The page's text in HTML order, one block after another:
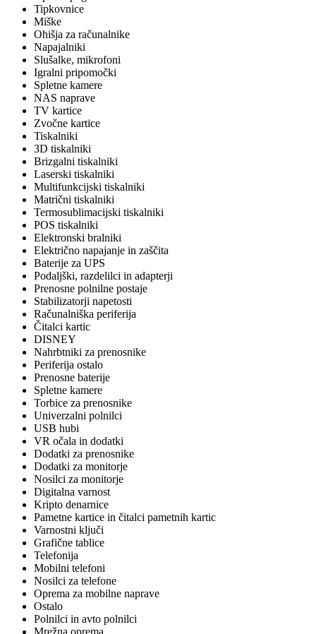
Tipkovnice
Miške
Ohišja za računalnike
Napajalniki
Slušalke, mikrofoni
Igralni pripomočki
Spletne kamere
NAS naprave
TV kartice
Zvočne kartice
Tiskalniki
3D tiskalniki
Brizgalni tiskalniki
Laserski tiskalniki
Multifunkcijski tiskalniki
Matrični tiskalniki
Termosublimacijski tiskalniki
POS tiskalniki
Elektronski bralniki
Električno napajanje in zaščita
Baterije za UPS
Podaljški, razdelilci in adapterji
Prenosne polnilne postaje
Stabilizatorji napetosti
Računalniška periferija
Čitalci kartic
DISNEY
Nahrbtniki za prenosnike
Periferija ostalo
Prenosne baterije
Spletne kamere
Torbice za prenosnike
Univerzalni polnilci
USB hubi
VR očala in dodatki
Dodatki za prenosnike
Dodatki za monitorje
Nosilci za monitorje
Digitalna varnost
Kripto denarnice
Pametne kartice in čitalci pametnih kartic
Varnostni ključi
Grafične tablice
Telefonija
Mobilni telefoni
Nosilci za telefone
Oprema za mobilne naprave
Ostalo
Polnilci in avto polnilci
Mrežna oprema